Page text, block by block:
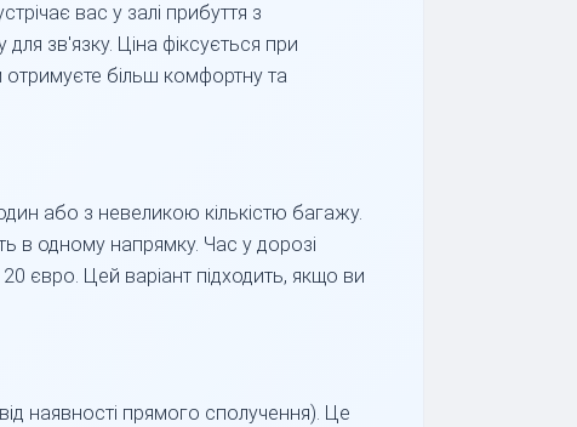
вас у залі прибуття з
зв'язку. Ціна фіксується при
отримуєте більш комфортну та
або з невеликою кількістю багажу.
в одному напрямку. Час у дорозі
євро. Цей варіант підходить, якщо ви
наявності прямого сполучення). Це